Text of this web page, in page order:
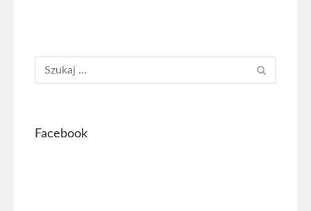
Facebook